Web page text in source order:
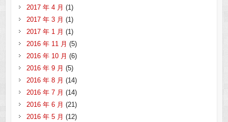
2017 年 4 月 (1)
2017 年 3 月 (1)
2017 年 1 月 (1)
2016 年 11 月 (5)
2016 年 10 月 (6)
2016 年 9 月 (5)
2016 年 8 月 (14)
2016 年 7 月 (14)
2016 年 6 月 (21)
2016 年 5 月 (12)